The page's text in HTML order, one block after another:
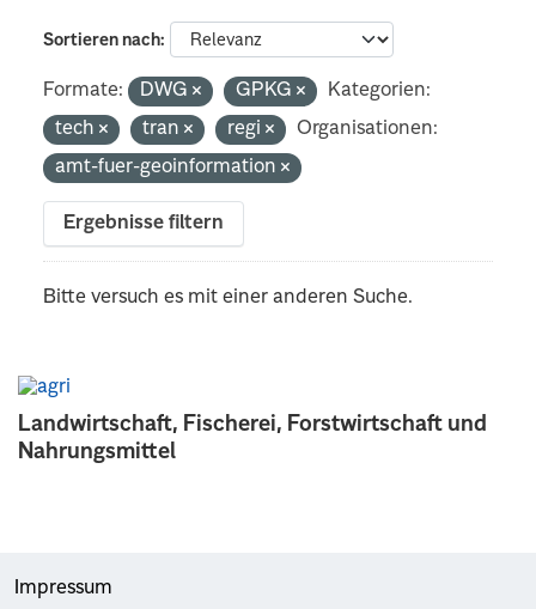
Landwirtschaft, Fischerei, Forstwirtschaft und
Nahrungsmittel
Sortieren nach
Formate: DWG GPKG
Kategorien:
tech
tran regi
Organisationen:
amt-fuer-geoinformation
Ergebnisse filtern
Bitte versuch es mit einer anderen Suche.
Impressum